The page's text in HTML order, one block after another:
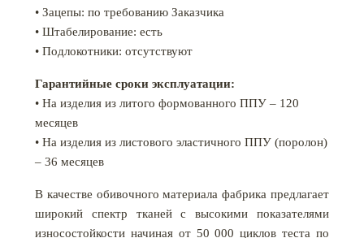
• Зацепы: по требованию Заказчика
• Штабелирование: есть
• Подлокотники: отсутствуют
Гарантийные сроки эксплуатации:
• На изделия из литого формованного ППУ – 120
месяцев
• На изделия из листового эластичного ППУ (поролон)
– 36 месяцев
В качестве обивочного материала фабрика предлагает
широкий спектр тканей с высокими показателями
износостойкости начиная от 50 000 циклов теста по